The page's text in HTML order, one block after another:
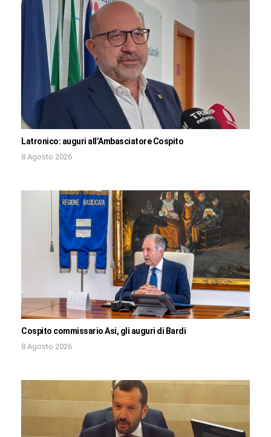
Latronico: auguri all’Ambasciatore Cospito
8 Agosto 2026
Cospito commissario Asi, gli auguri di Bardi
8 Agosto 2026